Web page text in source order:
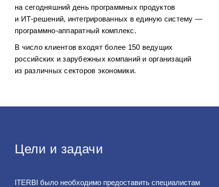
на сегодняшний день программных продуктов
и ИТ‑решений, интегрированных в единую систему —
программно-аппаратный комплекс.
В число клиентов входят более 150 ведущих
российских и зарубежных компаний и организаций
из различных секторов экономики.
Цели и задачи
ITERBI было необходимо предоставить специалистам